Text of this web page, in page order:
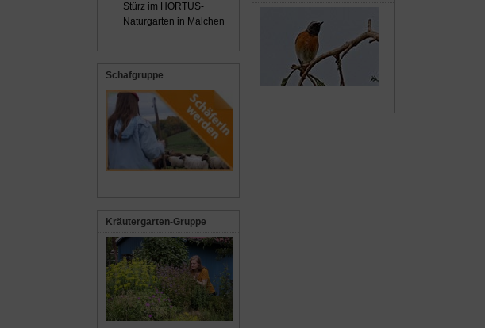
Stürz im HORTUS-
Naturgarten in Malchen
Schafgruppe
Kräutergarten-Gruppe